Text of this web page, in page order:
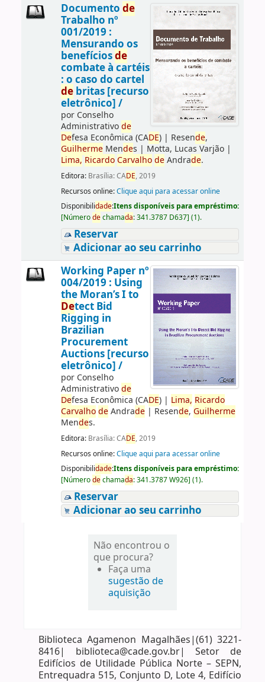
Documento de
Trabalho nº
001/2019 :
Mensurando os
benefíciosde
combate à cartéis
: o caso do cartel
debritas [recurso
eletrônico] /
por Conselho
Administrativode
Defesa Econômica (CADE)| Resende,
GuilhermeMendes | Motta, Lucas Varjão|
Lima, Ricardo Carvalho deAndrade.
Editora: Brasília: CADE, 2019
Recursos online:Clique aqui para acessar online
Disponibilidade:Itens disponíveis para empréstimo:
[Númerodechamada:341.3787 D637] (1).
Reservar
Adicionar ao seu carrinho
Working Paper nº
004/2019 : Using
the Moran’s I to
Detect Bid
Rigging in
Brazilian
Procurement
Auctions [recurso
eletrônico] /
por Conselho
Administrativode
Defesa Econômica (CADE)| Lima, Ricardo
Carvalho deAndrade| Resende, Guilherme
Mendes.
Editora: Brasília: CADE, 2019
Recursos online:Clique aqui para acessar online
Disponibilidade:Itens disponíveis para empréstimo:
[Númerodechamada:341.3787 W926] (1).
Reservar
Adicionar ao seu carrinho
Não encontrou o
que procura?
Faça uma
sugestão de
aquisição
Biblioteca Agamenon Magalhães|(61) 3221-
8416| biblioteca@cade.gov.br| Setor de
Edifícios de Utilidade Pública Norte – SEPN,
Entrequadra 515, Conjunto D, Lote 4, Edifício